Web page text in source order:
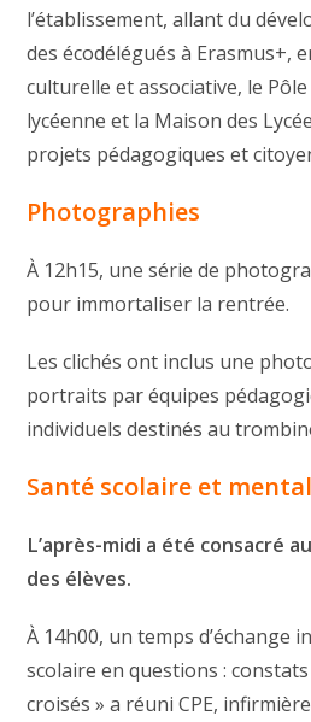
l’établissement, allant du
des écodélégués à Erasmus+,
culturelle et associative, le
lycéenne et la Maison des
projets pédagogiques et
Photographies
À 12h15, une série de
pour immortaliser la rentrée.
Les clichés ont inclus une
portraits par équipes
individuels destinés au
Santé scolaire et
L’après-midi a été consacré
des élèves.
À 14h00, un temps d’échange
scolaire en questions :
croisés » a réuni CPE,